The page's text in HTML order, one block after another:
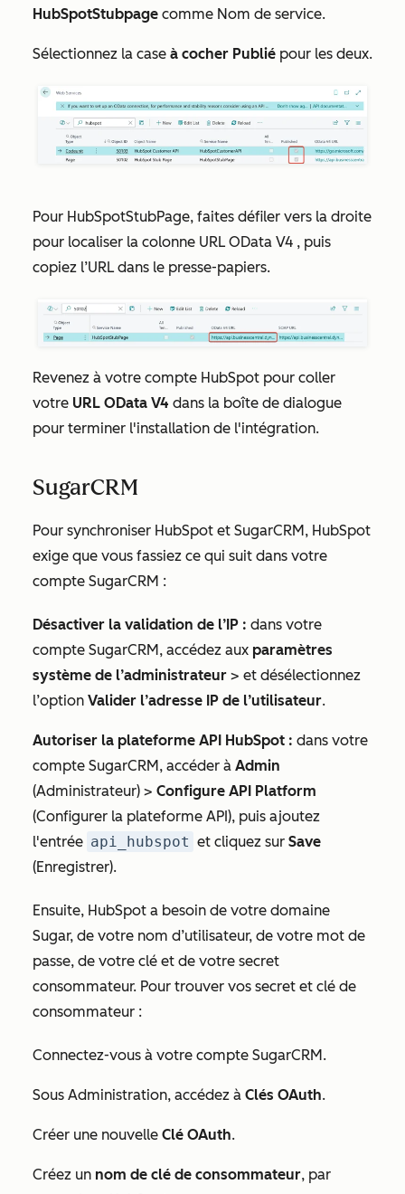
HubSpotStubpage comme Nom de service.
Sélectionnez la case à cocher Publié pour les deux.
Pour HubSpotStubPage, faites défiler vers la droite
pour localiser la colonne URL OData V4 , puis
copiez l’URL dans le presse-papiers.
Revenez à votre compte HubSpot pour coller
votre URL OData V4 dans la boîte de dialogue
pour terminer l'installation de l'intégration.
SugarCRM
Pour synchroniser HubSpot et SugarCRM, HubSpot
exige que vous fassiez ce qui suit dans votre
compte SugarCRM :
Désactiver la validation de l’IP : dans votre
compte SugarCRM, accédez aux paramètres
système de l’administrateur > et désélectionnez
l’option Valider l’adresse IP de l’utilisateur.
Autoriser la plateforme API HubSpot : dans votre
compte SugarCRM, accéder à Admin
(Administrateur) > Configure API Platform
(Configurer la plateforme API), puis ajoutez
l'entrée api_hubspot et cliquez sur Save
(Enregistrer).
Ensuite, HubSpot a besoin de votre domaine
Sugar, de votre nom d’utilisateur, de votre mot de
passe, de votre clé et de votre secret
consommateur. Pour trouver vos secret et clé de
consommateur :
Connectez-vous à votre compte SugarCRM.
Sous Administration, accédez à Clés OAuth.
Créer une nouvelle Clé OAuth.
Créez un nom de clé de consommateur, par